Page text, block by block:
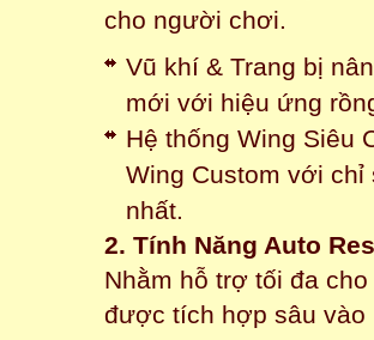
cho người chơi.
Vũ khí & Trang bị
mới với hiệu ứng
Hệ thống Wing Siêu
Wing Custom với
nhất.
2. Tính Năng Auto
Nhằm hỗ trợ tối đa
được tích hợp sâu vào